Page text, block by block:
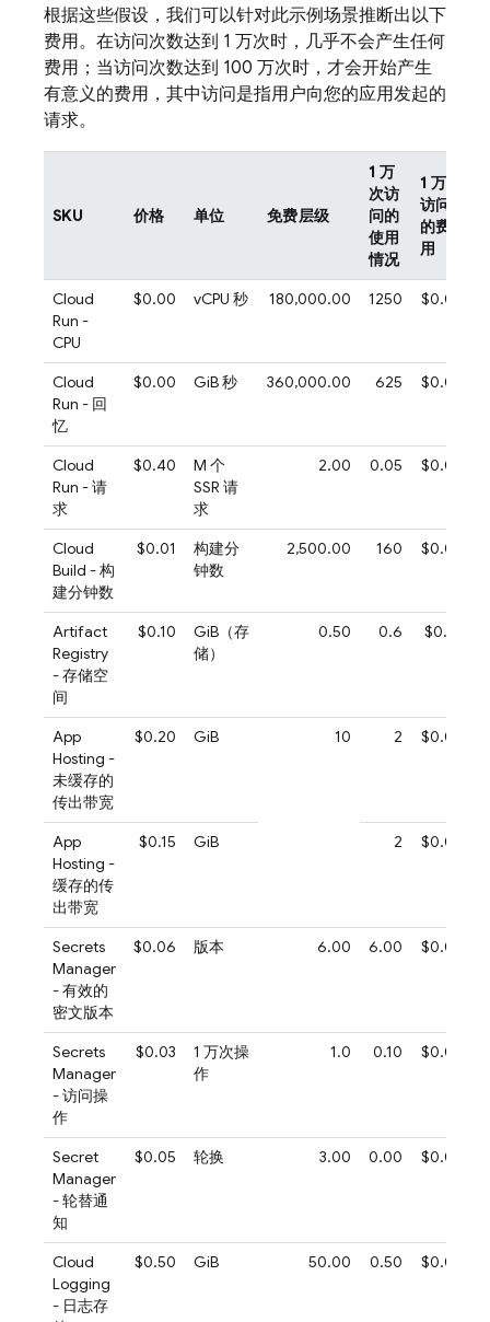
根据这些假设，我们可以针对此示例场景推断出以下
费用。在访问次数达到 1 万次时，几乎不会产生任何
费用；当访问次数达到 100 万次时，才会开始产生
有意义的费用，其中访问是指用户向您的应用发起的
请求。
SKU 价格 单位 免费层级
1 万
次访
问的
使用
情况
1 万次
访问
的费
用
Cloud
Run -
CPU
$0.00 vCPU 秒 180,000.00 1250 $0.00
Cloud
Run - 回
忆
$0.00 GiB 秒 360,000.00 625 $0.00
Cloud
Run - 请
求
$0.40
M 个
SSR 请
求
2.00 0.05 $0.00
Cloud
Build - 构
建分钟数
$0.01
构建分
钟数
2,500.00 160 $0.00
Artifact
Registry
- 存储空
间
$0.10
GiB（存
储）
0.50 0.6 $0.01
App
Hosting -
未缓存的
传出带宽
$0.20 GiB 10 2 $0.00
App
Hosting -
缓存的传
出带宽
$0.15 GiB 2 $0.00
Secrets
Manager
- 有效的
密文版本
$0.06 版本 6.00 6.00 $0.00
Secrets
Manager
- 访问操
作
$0.03
1 万次操
作
1.0 0.10 $0.00
Secret
Manager
- 轮替通
知
$0.05 轮换 3.00 0.00 $0.00
Cloud
Logging
- 日志存
$0.50 GiB 50.00 0.50 $0.00